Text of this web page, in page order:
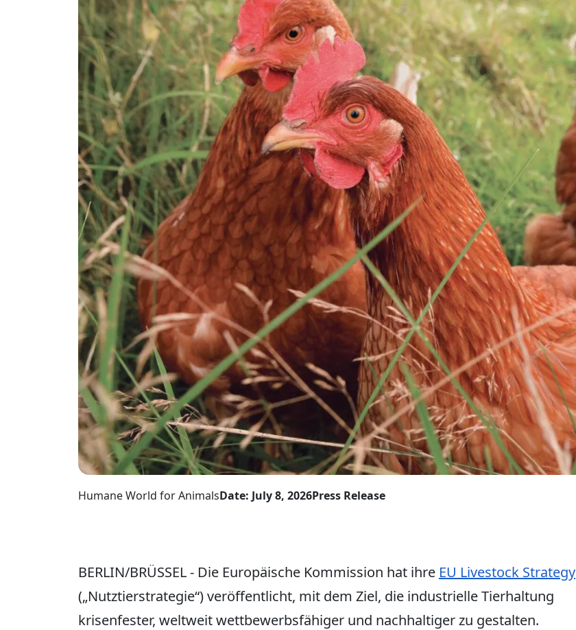
Humane World for AnimalsDate: July 8, 2026Press Release
BERLIN/BRÜSSEL - Die Europäische Kommission hat ihre EU Livestock Strategy
(„Nutztierstrategie“) veröffentlicht, mit dem Ziel, die industrielle Tierhaltung
krisenfester, weltweit wettbewerbsfähiger und nachhaltiger zu gestalten.